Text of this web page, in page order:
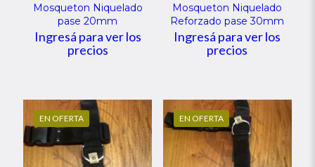
Mosqueton Niquelado
pase 20mm
Ingresá para ver los
precios
Mosqueton Niquelado
Reforzado pase 30mm
Ingresá para ver los
precios
EN OFERTA EN OFERTA